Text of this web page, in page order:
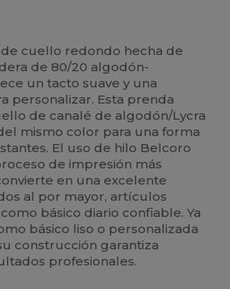
cuello redondo hecha de
de 80/20 algodón-
un tacto suave y una
personalizar. Esta prenda
de canalé de algodón/Lycra
mismo color para una forma
El uso de hilo Belcoro
de impresión más
en una excelente
al por mayor, artículos
básico diario confiable. Ya
básico liso o personalizada
construcción garantiza
profesionales.